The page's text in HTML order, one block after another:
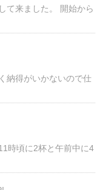
て来ました。 開始から
納得がいかないので仕
時頃に2杯と午前中に4